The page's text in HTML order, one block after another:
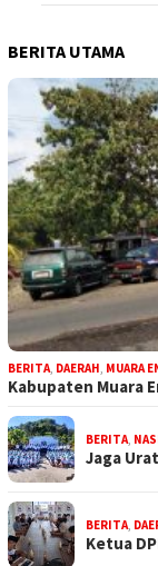
BERITA UTAMA
BERITA, DAERAH, MUARA
Kabupaten Muara
BERITA,
Jaga
BERITA,
Ketua